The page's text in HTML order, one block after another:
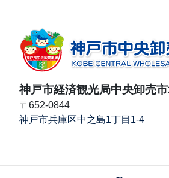
神戸市経済観光局中央卸売
〒652-0844
神戸市兵庫区中之島1丁目1-4